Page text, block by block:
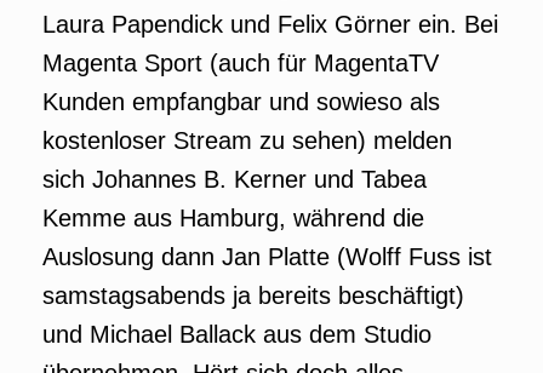
Laura Papendick und Felix Görner ein. Bei
Magenta Sport (auch für MagentaTV
Kunden empfangbar und sowieso als
kostenloser Stream zu sehen) melden
sich Johannes B. Kerner und Tabea
Kemme aus Hamburg, während die
Auslosung dann Jan Platte (Wolff Fuss ist
samstagsabends ja bereits beschäftigt)
und Michael Ballack aus dem Studio